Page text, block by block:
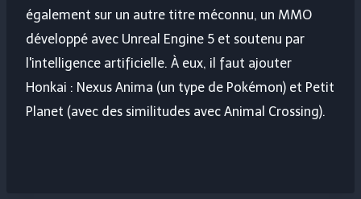
également sur un autre titre méconnu, un MMO
développé avec Unreal Engine 5 et soutenu par
l'intelligence artificielle. À eux, il faut ajouter
Honkai : Nexus Anima (un type de Pokémon) et Petit
Planet (avec des similitudes avec Animal Crossing).